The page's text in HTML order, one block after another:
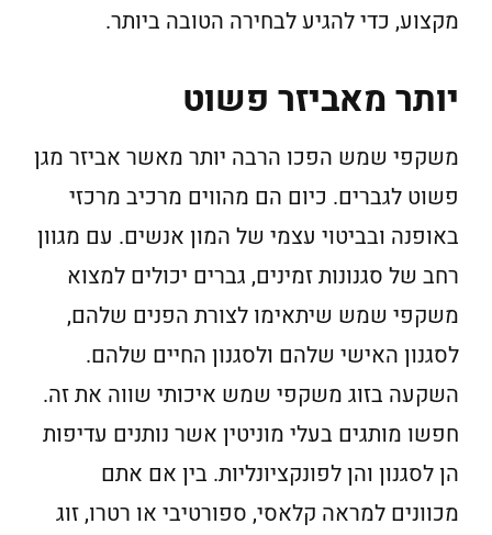
מקצוע, כדי להגיע לבחירה הטובה ביותר.
יותר מאביזר פשוט
משקפי שמש הפכו הרבה יותר מאשר אביזר מגן
פשוט לגברים. כיום הם מהווים מרכיב מרכזי
באופנה ובביטוי עצמי של המון אנשים. עם מגוון
רחב של סגנונות זמינים, גברים יכולים למצוא
משקפי שמש שיתאימו לצורת הפנים שלהם,
לסגנון האישי שלהם ולסגנון החיים שלהם.
השקעה בזוג משקפי שמש איכותי שווה את זה.
חפשו מותגים בעלי מוניטין אשר נותנים עדיפות
הן לסגנון והן לפונקציונליות. בין אם אתם
מכוונים למראה קלאסי, ספורטיבי או רטרו, זוג